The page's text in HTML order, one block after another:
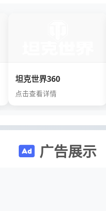
坦克世界360
点击查看详情
广告展示